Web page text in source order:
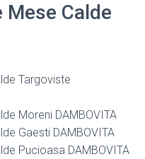
Calde
Targoviste
Moreni DAMBOVITA
Gaesti DAMBOVITA
Pucioasa DAMBOVITA